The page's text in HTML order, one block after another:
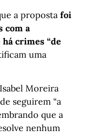
a proposta foi
com a
crimes “de
uma
Moreira
seguirem “a
que a
nenhum